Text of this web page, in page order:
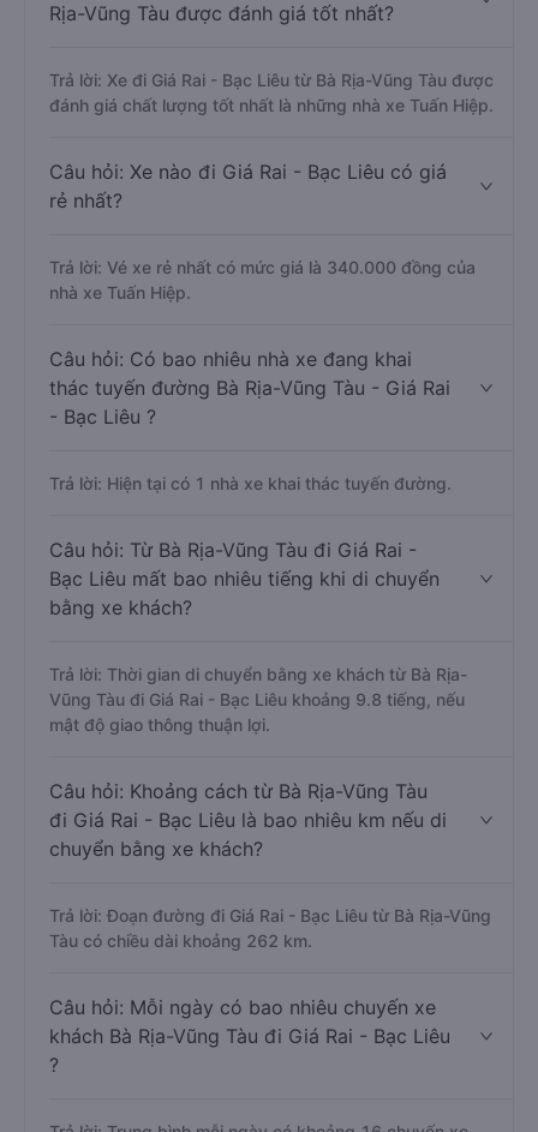
Rịa-Vũng Tàu được đánh giá tốt nhất?
Trả lời: Xe đi Giá Rai - Bạc Liêu từ Bà Rịa-Vũng Tàu được
đánh giá chất lượng tốt nhất là những nhà xe Tuấn Hiệp.
Câu hỏi: Xe nào đi Giá Rai - Bạc Liêu có giá
rẻ nhất?
Trả lời: Vé xe rẻ nhất có mức giá là 340.000 đồng của
nhà xe Tuấn Hiệp.
Câu hỏi: Có bao nhiêu nhà xe đang khai
thác tuyến đường Bà Rịa-Vũng Tàu - Giá Rai
- Bạc Liêu ?
Trả lời: Hiện tại có 1 nhà xe khai thác tuyến đường.
Câu hỏi: Từ Bà Rịa-Vũng Tàu đi Giá Rai -
Bạc Liêu mất bao nhiêu tiếng khi di chuyển
bằng xe khách?
Trả lời: Thời gian di chuyển bằng xe khách từ Bà Rịa-
Vũng Tàu đi Giá Rai - Bạc Liêu khoảng 9.8 tiếng, nếu
mật độ giao thông thuận lợi.
Câu hỏi: Khoảng cách từ Bà Rịa-Vũng Tàu
đi Giá Rai - Bạc Liêu là bao nhiêu km nếu di
chuyển bằng xe khách?
Trả lời: Đoạn đường đi Giá Rai - Bạc Liêu từ Bà Rịa-Vũng
Tàu có chiều dài khoảng 262 km.
Câu hỏi: Mỗi ngày có bao nhiêu chuyến xe
khách Bà Rịa-Vũng Tàu đi Giá Rai - Bạc Liêu
?